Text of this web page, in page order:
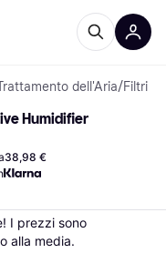
dell'Aria/Filtri
Humidifier
38,98 €
I prezzi sono
alla media.